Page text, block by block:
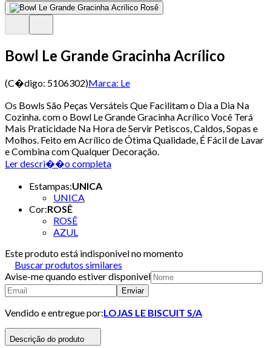
Bowl Le Grande Gracinha Acrílico
(C�digo: 5106302)Marca: Le
Os Bowls São Peças Versáteis Que Facilitam o Dia a Dia Na
Cozinha. com o Bowl Le Grande Gracinha Acrílico Você Terá
Mais Praticidade Na Hora de Servir Petiscos, Caldos, Sopas e
Molhos. Feito em Acrílico de Ótima Qualidade, É Fácil de Lavar
e Combina com Qualquer Decoração.
Ler descri��o completa
Estampas:UNICA
UNICA
Cor:ROSÊ
ROSÊ
AZUL
Este produto está indisponivel no momento
Buscar produtos similares
Avise-me quando estiver disponivel
Enviar
Vendido e entregue por:LOJAS LE BISCUIT S/A
Descrição do produto